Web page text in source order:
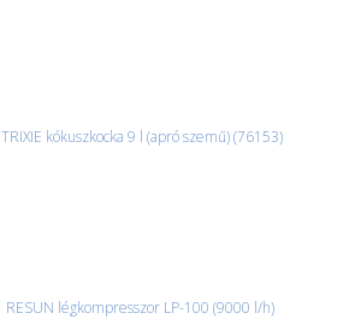
TRIXIE kókuszkocka 9 l (apró szemű) (76153)
RESUN légkompresszor LP-100 (9000 l/h)